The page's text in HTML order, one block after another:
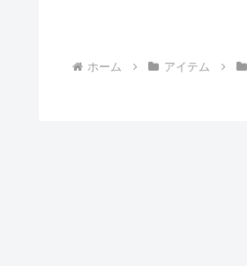
ホーム アイテム